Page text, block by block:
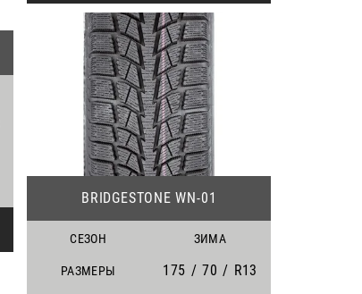
BRIDGESTONE WN-01
СЕЗОН ЗИМА
РАЗМЕРЫ 175 / 70 / R13